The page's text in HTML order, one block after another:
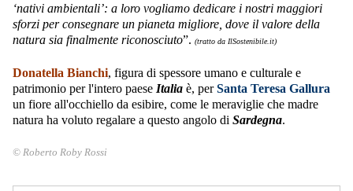
‘nativi ambientali’: a loro vogliamo dedicare i nostri maggiori
sforzi per consegnare un pianeta migliore, dove il valore della
natura sia finalmente riconosciuto”. (tratto da IlSostenibile.it)
Donatella Bianchi, figura di spessore umano e culturale e
patrimonio per l'intero paese Italia è, perSanta Teresa Gallura
un fiore all'occhiello da esibire, come le meraviglie che madre
natura ha voluto regalare a questo angolo di Sardegna.
© Roberto Roby Rossi